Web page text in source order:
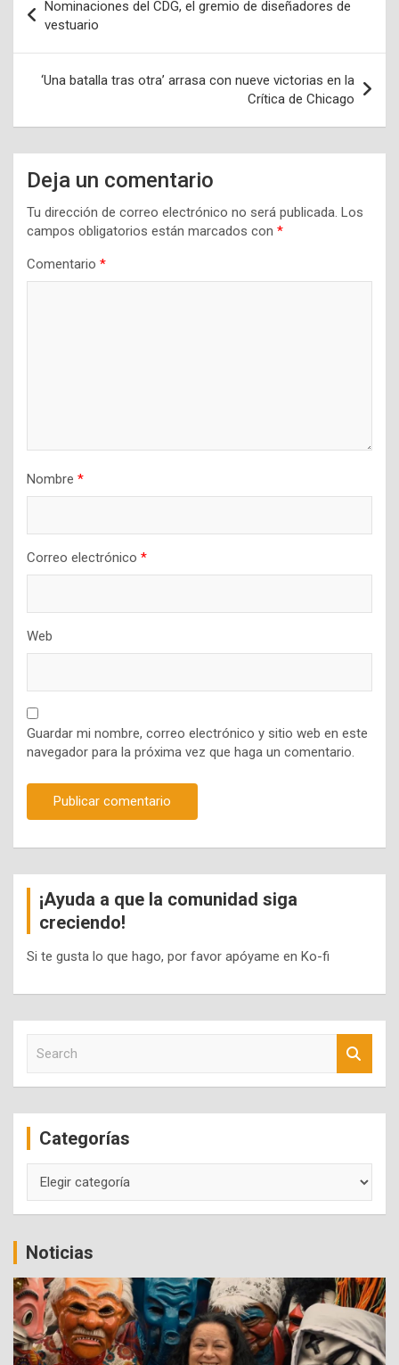
de
entradas
Nominaciones del CDG, el gremio de diseñadores de
vestuario
‘Una batalla tras otra’ arrasa con nueve victorias en la
Crítica de Chicago
Deja un comentario
Tu dirección de correo electrónico no será publicada. Los
campos obligatorios están marcados con *
Comentario *
Nombre *
Correo electrónico *
Web
Guardar mi nombre, correo electrónico y sitio web en este
navegador para la próxima vez que haga un comentario.
¡Ayuda a que la comunidad siga
creciendo!
Si te gusta lo que hago, por favor apóyame en Ko-fi
c
Categorías
Noticias